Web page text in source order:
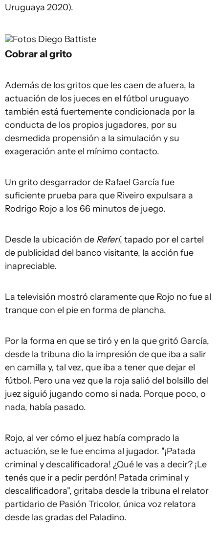
Uruguaya 2020).
Fotos Diego Battiste
Cobrar al grito
Además de los gritos que les caen de afuera, la
actuación de los jueces en el fútbol uruguayo
también está fuertemente condicionada por la
conducta de los propios jugadores, por su
desmedida propensión a la simulación y su
exageración ante el mínimo contacto.
Un grito desgarrador de Rafael García fue
suficiente prueba para que Riveiro expulsara a
Rodrigo Rojo a los 66 minutos de juego.
Desde la ubicación de Referí, tapado por el cartel
de publicidad del banco visitante, la acción fue
inapreciable.
La televisión mostró claramente que Rojo no fue al
tranque con el pie en forma de plancha.
Por la forma en que se tiró y en la que gritó García,
desde la tribuna dio la impresión de que iba a salir
en camilla y, tal vez, que iba a tener que dejar el
fútbol. Pero una vez que la roja salió del bolsillo del
juez siguió jugando como si nada. Porque poco, o
nada, había pasado.
Rojo, al ver cómo el juez había comprado la
actuación, se le fue encima al jugador. "¡Patada
criminal y descalificadora! ¿Qué le vas a decir? ¡Le
tenés que ir a pedir perdón! Patada criminal y
descalificadora", gritaba desde la tribuna el relator
partidario de Pasión Tricolor, única voz relatora
desde las gradas del Paladino.